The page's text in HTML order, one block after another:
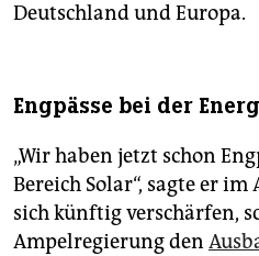
Deutschland und Europa.
Engpässe bei der
„Wir haben jetzt schon
Bereich Solar“, sagte er
sich künftig verschärfen,
Ampelregierung den